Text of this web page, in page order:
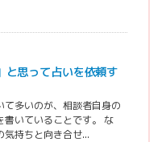
と思って占いを依頼す
て多いのが、相談者自身の
書いていることです。 な
気持ちと向き合せ...